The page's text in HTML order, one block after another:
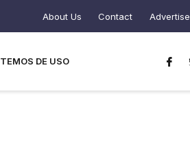
About Us Contact Advertise
TEMOS DE USO